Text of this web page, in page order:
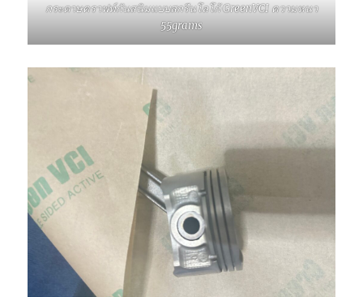
กระดาษคราฟท์กันสนิมแบบสกรีนโลโก้ GreenVCI ความหนา
55grams